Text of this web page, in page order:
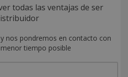
todas las ventajas de ser
nos pondremos en contacto con
tiempo posible